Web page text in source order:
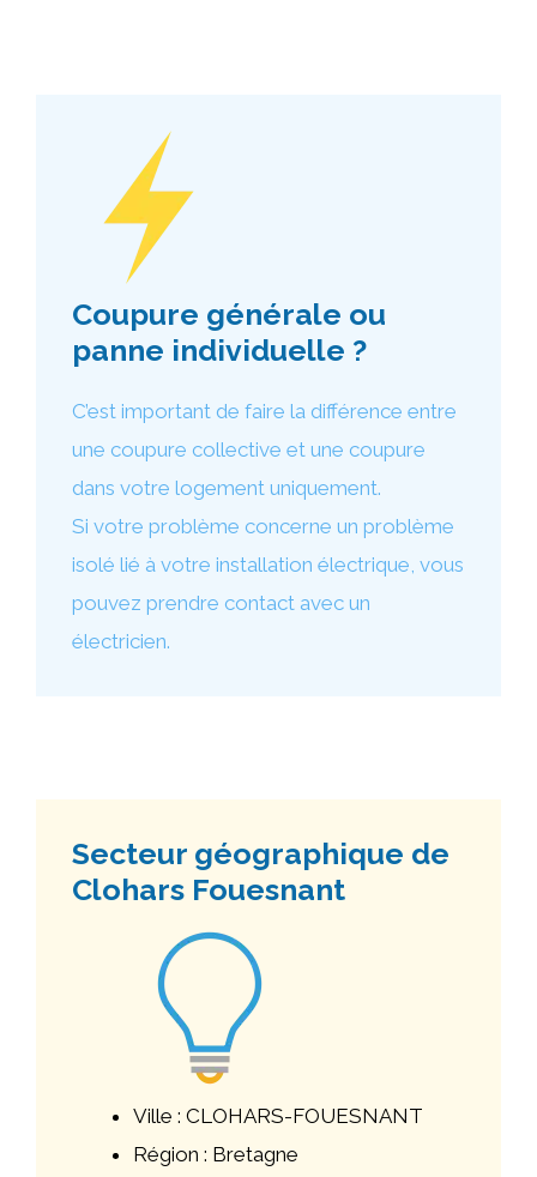
Coupure générale ou
panne individuelle ?
C’est important de faire la différence entre
une coupure collective et une coupure
dans votre logement uniquement.
Si votre problème concerne un problème
isolé lié à votre installation électrique, vous
pouvez prendre contact avec un
électricien.
Secteur géographique de
Clohars Fouesnant
Ville : CLOHARS-FOUESNANT
Région : Bretagne